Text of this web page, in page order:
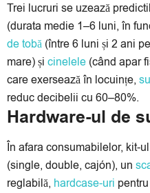
Trei lucruri se uzează
(durata medie 1–6 luni, în
de tobă (între 6 luni și 2 ani
mare) și cinelele (când apar
care exersează în locuințe,
reduc decibelii cu 60–80%.
Hardware-ul de
În afara consumabilelor, kit-
(single, double, cajón), un
reglabilă, hardcase-uri